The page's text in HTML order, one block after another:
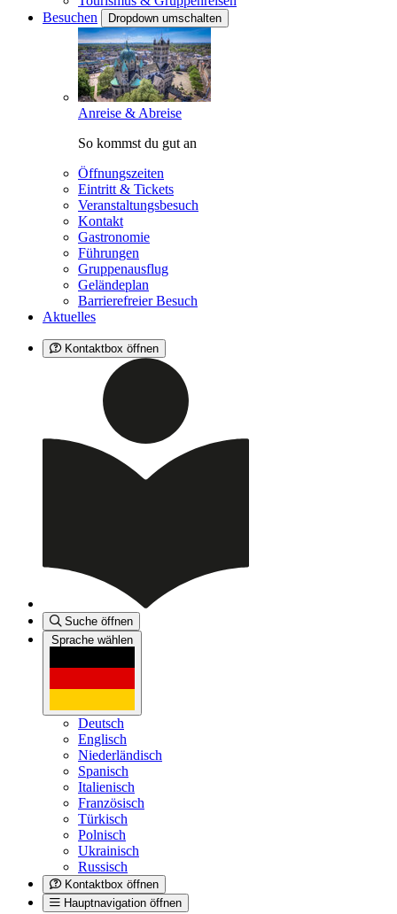
Besuchen
Dropdown umschalten
Anreise & Abreise
So kommst du gut an
Öffnungszeiten
Eintritt & Tickets
Veranstaltungsbesuch
Kontakt
Gastronomie
Führungen
Gruppenausflug
Geländeplan
Barrierefreier Besuch
Aktuelles
Kontaktbox öffnen
Suche öffnen
Sprache wählen
Deutsch
Englisch
Niederländisch
Spanisch
Italienisch
Französisch
Türkisch
Polnisch
Ukrainisch
Russisch
Kontaktbox öffnen
Hauptnavigation öffnen